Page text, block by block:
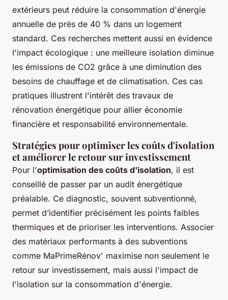
extérieurs peut réduire la consommation d'énergie
annuelle de près de 40 % dans un logement
standard. Ces recherches mettent aussi en évidence
l'impact écologique : une meilleure isolation diminue
les émissions de CO2 grâce à une diminution des
besoins de chauffage et de climatisation. Ces cas
pratiques illustrent l'intérêt des travaux de
rénovation énergétique pour allier économie
financière et responsabilité environnementale.
Stratégies pour optimiser les coûts d'isolation
et améliorer le retour sur investissement
Pour l'optimisation des coûts d'isolation, il est
conseillé de passer par un audit énergétique
préalable. Ce diagnostic, souvent subventionné,
permet d’identifier précisément les points faibles
thermiques et de prioriser les interventions. Associer
des matériaux performants à des subventions
comme MaPrimeRénov' maximise non seulement le
retour sur investissement, mais aussi l'impact de
l'isolation sur la consommation d'énergie.